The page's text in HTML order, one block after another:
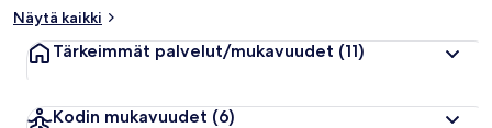
Näytä kaikki
Tärkeimmät palvelut/mukavuudet (11)
Kodin mukavuudet (6)